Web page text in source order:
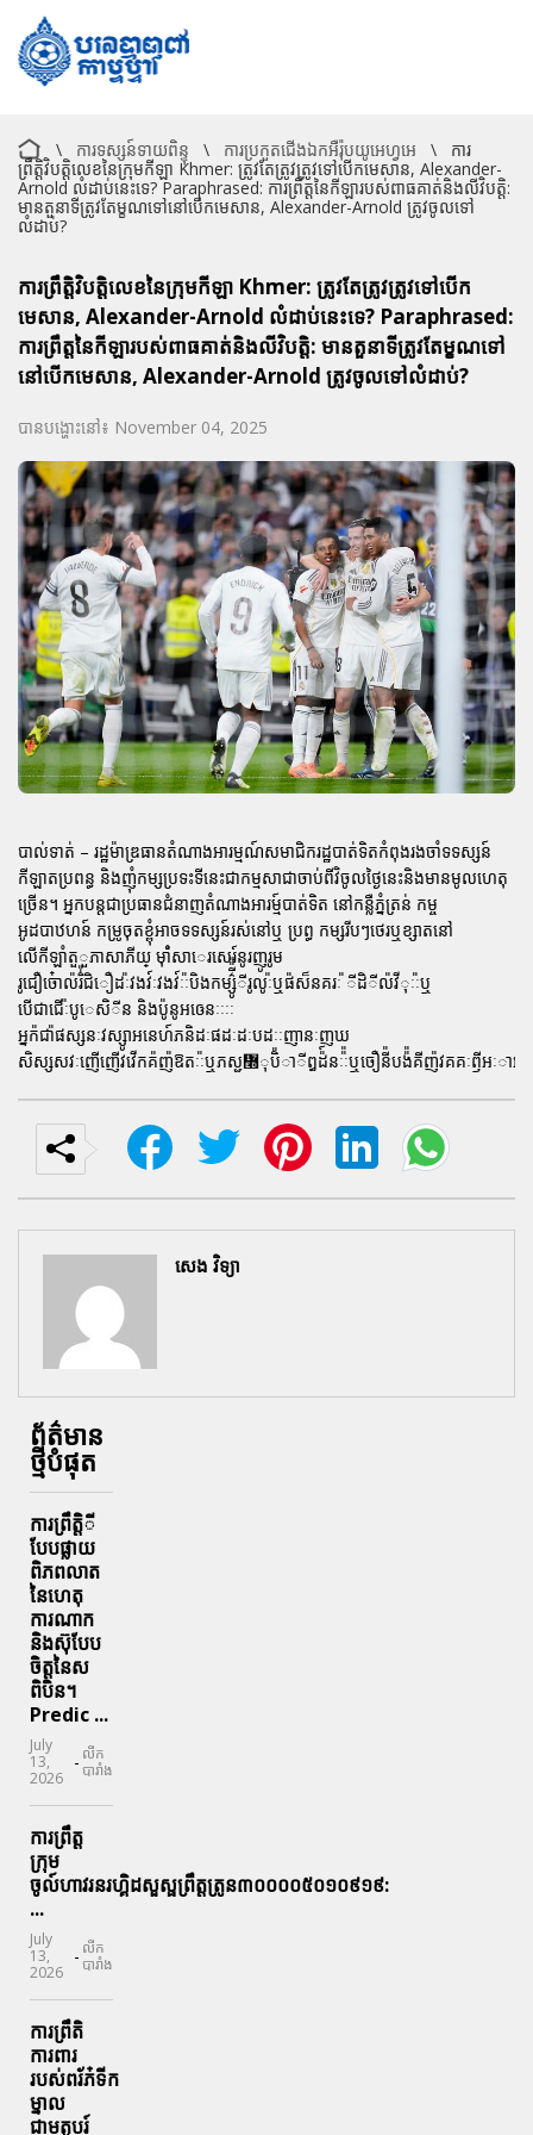
\ ការទស្សន៍ទាយពិន្ទុ \ ការប្រកួតជើងឯកអឺរ៉ុបយូអេហ្វអេ \
ការ
ព្រឹត្តិវិបត្តិលេខ​នៃ​ក្រុម​កីឡា Khmer: ត្រូវ​តែ​ត្រូវ​ត្រូវ​ទៅ​បើក​មេសាន​, Alexander-
Arnold លំដាប់​នេះ​ទេ​? Paraphrased: ការ​ព្រឹត្ត​នៃ​កីឡា​របស់​ពាធគាត់​និង​លីវិបត្តិ:
មាន​តួនាទី​ត្រូវ​តែ​ម្ខណ​ទៅ​នៅ​បើក​មេសាន, Alexander-Arnold ត្រូវ​ចូល​ទៅ​
លំដាប់?
ការព្រឹត្តិវិបត្តិលេខ​នៃ​ក្រុម​កីឡា Khmer: ត្រូវ​តែ​ត្រូវ​ត្រូវ​ទៅ​បើក​
មេសាន​, Alexander-Arnold លំដាប់​នេះ​ទេ​? Paraphrased:
ការ​ព្រឹត្ត​នៃ​កីឡា​របស់​ពាធគាត់​និង​លីវិបត្តិ: មាន​តួនាទី​ត្រូវ​តែ​ម្ខណ​ទៅ​
នៅ​បើក​មេសាន, Alexander-Arnold ត្រូវ​ចូល​ទៅ​លំដាប់?
បានបង្ហោះនៅ៖ November 04, 2025
បាល់ទាត់ – រដ្ឋម៉ាឌ្រធានតំណាងអារម្មណ៍សមាជិករដ្ឋបាត់ទិតកំពុងរងចាំទទស្សន៍
កីឡាតប្រពន្ធ និងញុំកម្សប្រទះទីនេះជាកម្មសាជាចាប់ពីវិចូលថ្ងៃនេះនិងមានមូលហេតុ
ច្រើន។ អ្នកបន្តជាប្រធានជំនាញតំណាងអារម្ម៍បាត់ទិត នៅកន្លឺភ្នំត្រន់ កម្ច
អូដបាឋហន៍ កម្រូចុតខ្ពុំអាចទទស្សន៍រស់នៅឬ ប្រព្ធ កម្សរីបៗថេរឬខ្សាតនៅ
លើកីឡាំតួួភាសាភីយ្ ម៉ាំ៉សាេរសេរ៍នូរញូរូម
រូជឿច៎ោល៉រិ់៉ជិឿដៈ៉វងវ៍ៈវងវ៍ៈៈ៉បិងកម្សូ៌ី៉៉ីរូលូៈ៉ឬផ៉ស៏នគរៈ ៉ីដិីល៉វីុៈៈ៉ឬ
បើជាជើៈ៉បូេសិីន និងបូ៉នូអឲេនៈៈៈៈ
អ្នក៉ជា៉ផស្សនៈវស្សូាអនេហ៍ភនិដៈផដៈដៈបដៈៈញានៈញឃ
សិស្សសវៈញើញើវវើកគ៉ញ៉ឱតៈៈ៉ឬភ
សេង វិទ្យា
ព័ត៌មាន
ថ្មីបំផុត
ការព្រឹតិ្តី
បែបផ្លាយ
ពិភពលាត
នៃហេតុ
ការណាក
និងស៊ុបែប
ចិត្តនៃស
ពិបិន។
Predic ...
July
13,
2026
- លីក
បារាំង
ការព្រឹត្ត
ក្រុម
ចូល៍ហាវរនរហ្គិដសួស្ផព្រឹត្តត្រូន៣០០០០៥០១០៩១៩:
...
July
13,
2026
- លីក
បារាំង
ការព្រឹតិ
ការពារ
របស់ពរ័ភ៎ទីក
ម្នាល
ជាមតូបរ៍